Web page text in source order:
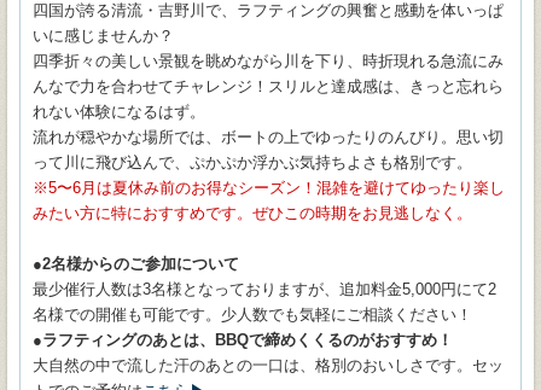
四国が誇る清流・吉野川で、ラフティングの興奮と感動を体いっぱ
いに感じませんか？
四季折々の美しい景観を眺めながら川を下り、時折現れる急流にみ
んなで力を合わせてチャレンジ！スリルと達成感は、きっと忘れら
れない体験になるはず。
流れが穏やかな場所では、ボートの上でゆったりのんびり。思い切
って川に飛び込んで、ぷかぷか浮かぶ気持ちよさも格別です。
5〜6月は夏休み前のお得なシーズン！混雑を避けてゆったり楽し
みたい方に特におすすめです。ぜひこの時期をお見逃しなく。
●2名様からのご参加について
最少催行人数は3名様となっておりますが、追加料金5,000円にて2
名様での開催も可能です。少人数でも気軽にご相談ください！
●ラフティングのあとは、BBQで締めくくるのがおすすめ！
大自然の中で流した汗のあとの一口は、格別のおいしさです。セッ